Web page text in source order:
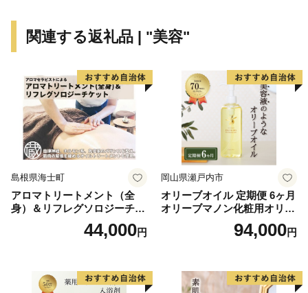
す。
が少ないと思われがちな北海道ですが、道内にはアイヌ
の人々によって保存・伝承されてきた古式舞踊や本州か
らの移住者によって伝えられた民俗芸能や祭りなど、特
有の歴史・文化が数多く残っています。
こうした本道ならではの独自性とその魅力を活かしなが
ら、幅広い方々と力を合わせて、「輝きつづける北海
道」を目指した取組を進めておりますので、ふるさと納
税を通じて北海道を応援していただけますようお願いい
関連する返礼品 | "美容"
島根県海士町
アロマトリートメント（全
身）＆リフレグソロジーチケ
44,000円
岡山県瀬戸内市
オリーブオイル 定期便 6ヶ月
オリーブマノン化粧用オリー
ブオイル 200ml オリーブ オ
イル 美容 スキンケア 化粧用
94,000円